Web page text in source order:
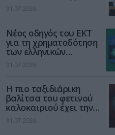
νέα τεχνολογία, είναι
μια νέα βιομηχανική
31.07.2026
Νέος οδηγός του ΕΚΤ
για τη χρηματοδότηση
των ελληνικών
επιχειρήσεων στον
χώρο της άμυνας
31.07.2026
Η πιο ταξιδιάρικη
βαλίτσα του φετινού
καλοκαιριού έχει την
υπογραφή της Xiaomi
31.07.2026